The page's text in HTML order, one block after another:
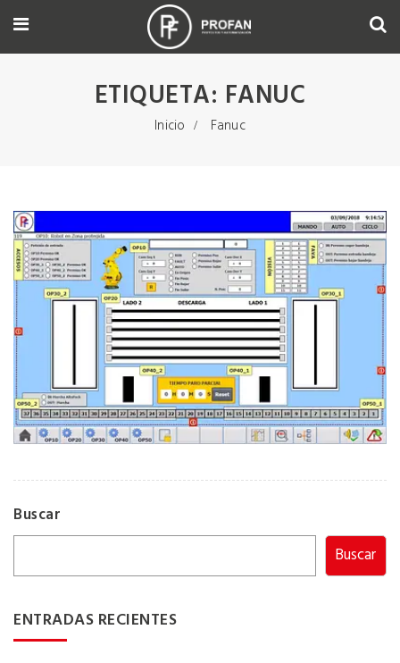
ETIQUETA: FANUC
Inicio Fanuc
Buscar
Buscar
ENTRADAS RECIENTES